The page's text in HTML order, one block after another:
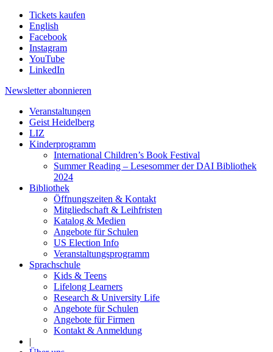
Tickets kaufen
English
Facebook
Instagram
YouTube
LinkedIn
Newsletter abonnieren
Veranstaltungen
Geist Heidelberg
LIZ
Kinderprogramm
International Children’s Book Festival
Summer Reading – Lesesommer der DAI Bibliothek
2024
Bibliothek
Öffnungszeiten & Kontakt
Mitgliedschaft & Leihfristen
Katalog & Medien
Angebote für Schulen
US Election Info
Veranstaltungsprogramm
Sprachschule
Kids & Teens
Lifelong Learners
Research & University Life
Angebote für Schulen
Angebote für Firmen
Kontakt & Anmeldung
|